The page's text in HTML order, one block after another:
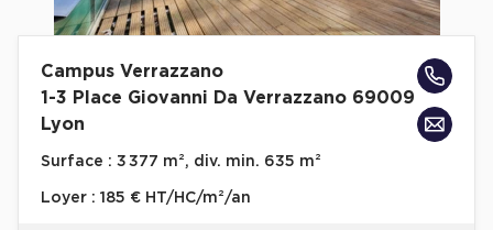
Campus Verrazzano
1-3 Place Giovanni Da Verrazzano 69009
Lyon
Surface : 3 377 m², div. min. 635 m²
Loyer : 185 € HT/HC/m²/an